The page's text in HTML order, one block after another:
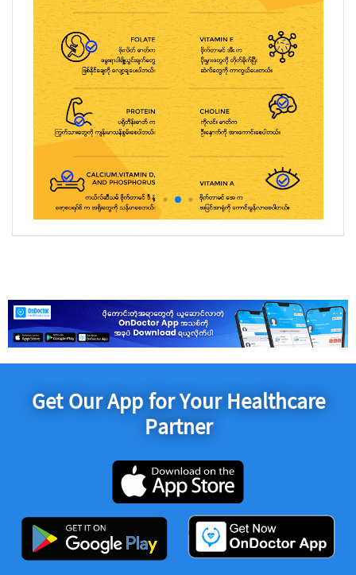
Get Our App for Your Healthcare
Partner